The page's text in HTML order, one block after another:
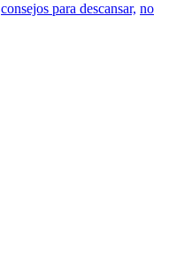
consejos para descansar, no